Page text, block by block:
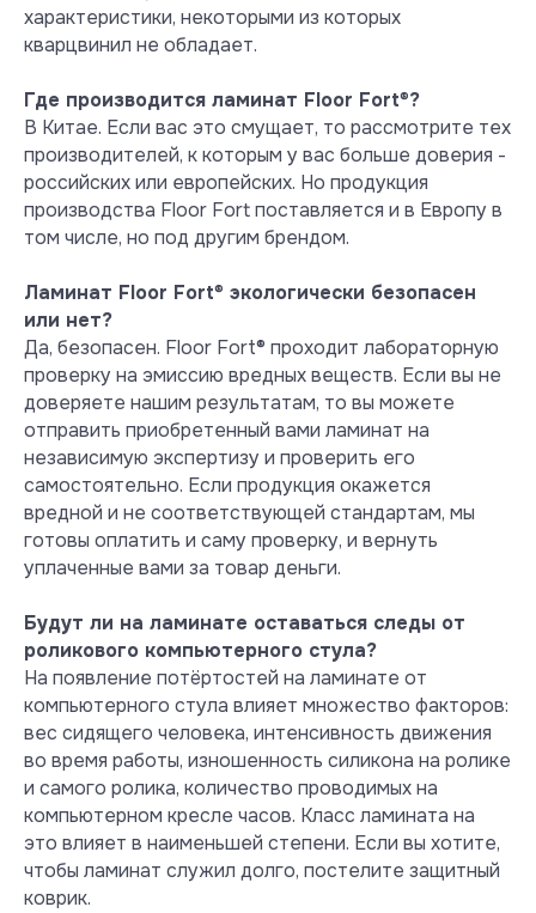
характеристики, некоторыми из которых
кварцвинил не обладает.
Где производится ламинат Floor Fort®?
В Китае. Если вас это смущает, то рассмотрите тех
производителей, к которым у вас больше доверия -
российских или европейских. Но продукция
производства Floor Fort поставляется и в Европу в
том числе, но под другим брендом.
Ламинат Floor Fort® экологически безопасен
или нет?
Да, безопасен. Floor Fort® проходит лабораторную
проверку на эмиссию вредных веществ. Если вы не
доверяете нашим результатам, то вы можете
отправить приобретенный вами ламинат на
независимую экспертизу и проверить его
самостоятельно. Если продукция окажется
вредной и не соответствующей стандартам, мы
готовы оплатить и саму проверку, и вернуть
уплаченные вами за товар деньги.
Будут ли на ламинате оставаться следы от
роликового компьютерного стула?
На появление потёртостей на ламинате от
компьютерного стула влияет множество факторов:
вес сидящего человека, интенсивность движения
во время работы, изношенность силикона на ролике
и самого ролика, количество проводимых на
компьютерном кресле часов. Класс ламината на
это влияет в наименьшей степени. Если вы хотите,
чтобы ламинат служил долго, постелите защитный
коврик.
Содержание формальдегида в
ламинате Floor Fort менее 0,05 мг/
методу EN 717-1:2002), поэтому в
результатах испытаний имеется
обозначение ND – not detected –
не обнаружен.
Посмотреть сертификат
летучих веществ при +23° С и
влажности 50 %
Ламинат Floor Fort показывает
превосходные результаты и
абсолютную безопасность при
эксплуатации в обычных жилых
условиях.
Посмотреть сертификат